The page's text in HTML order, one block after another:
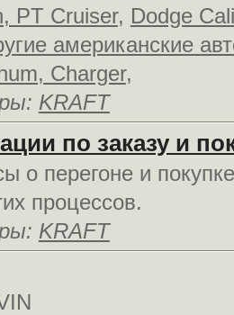
PT Cruiser, Dodge
американские
Charger,
KRAFT
по заказу и
о перегоне и
процессов.
KRAFT